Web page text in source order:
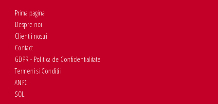
Prima pagina
Despre noi
Clientii nostri
Contact
GDPR - Politica de Confidentialitate
Termeni si Conditii
ANPC
SOL